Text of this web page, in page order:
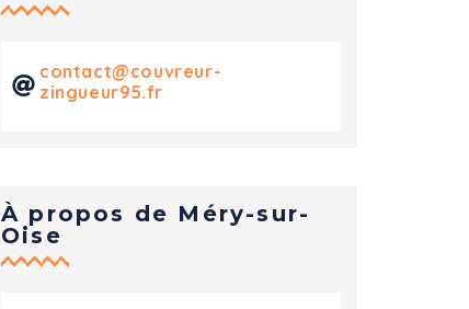
contact@couvreur-
zingueur95.fr
À propos de Méry-sur-
Oise